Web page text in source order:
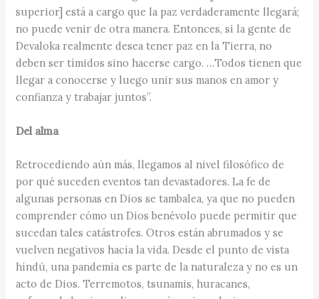
superior] está a cargo que la paz verdaderamente llegará;
no puede venir de otra manera. Entonces, si la gente de
Devaloka realmente desea tener paz en la Tierra, no
deben ser tímidos sino hacerse cargo. …Todos tienen que
llegar a conocerse y luego unir sus manos en amor y
confianza y trabajar juntos”.
Del alma
Retrocediendo aún más, llegamos al nivel filosófico de
por qué suceden eventos tan devastadores. La fe de
algunas personas en Dios se tambalea, ya que no pueden
comprender cómo un Dios benévolo puede permitir que
sucedan tales catástrofes. Otros están abrumados y se
vuelven negativos hacia la vida. Desde el punto de vista
hindú, una pandemia es parte de la naturaleza y no es un
acto de Dios. Terremotos, tsunamis, huracanes,